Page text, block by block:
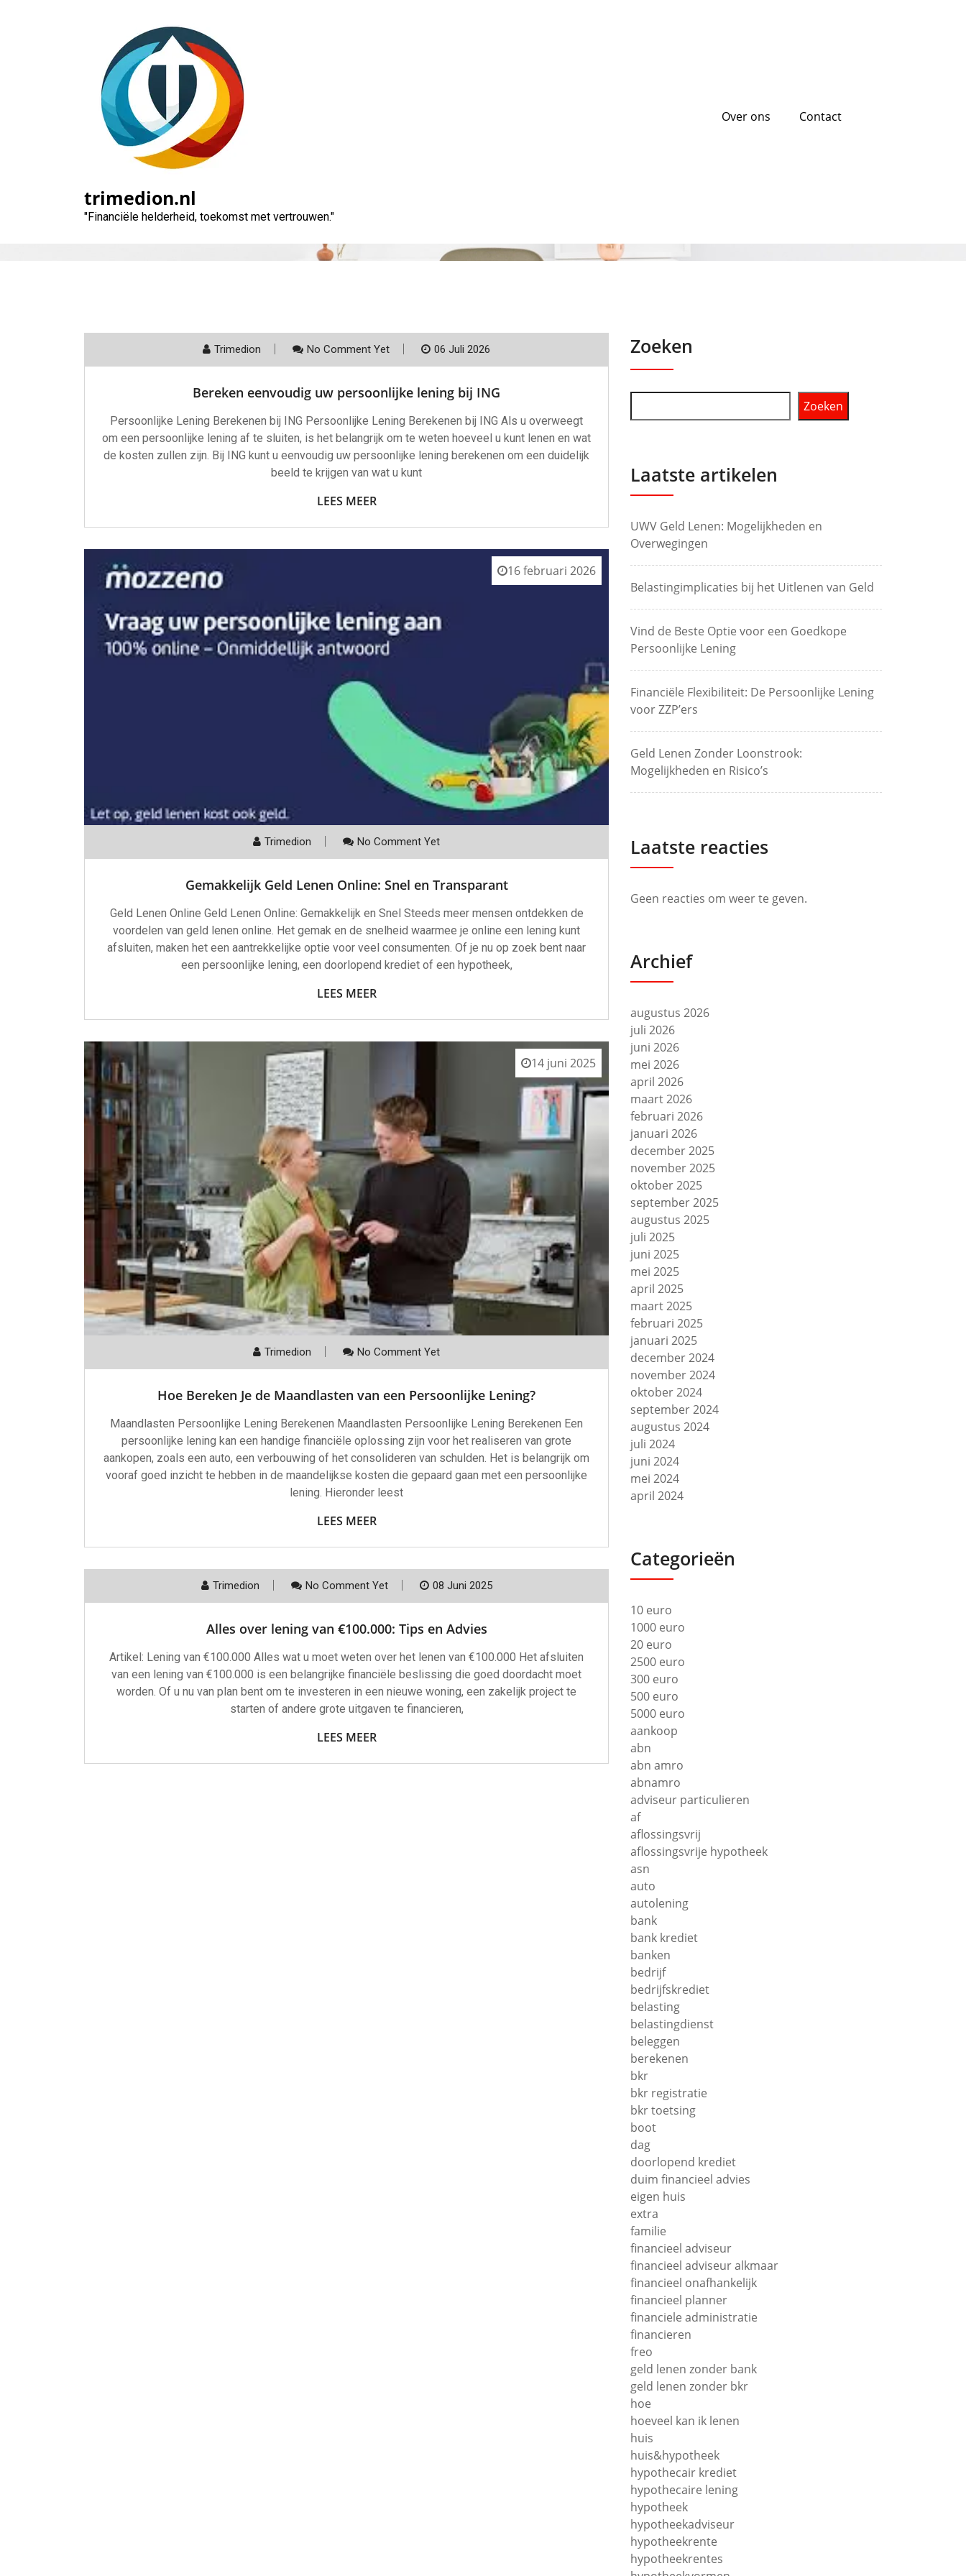
trimedion.nl
"Financiële helderheid, toekomst met vertrouwen."
Over ons Contact
Trimedion No Comment Yet 06 Juli 2026
Bereken eenvoudig uw persoonlijke lening bij ING
Persoonlijke Lening Berekenen bij ING Persoonlijke Lening Berekenen bij ING Als u overweegt
om een persoonlijke lening af te sluiten, is het belangrijk om te weten hoeveel u kunt lenen en wat
de kosten zullen zijn. Bij ING kunt u eenvoudig uw persoonlijke lening berekenen om een duidelijk
beeld te krijgen van wat u kunt
LEES MEER
16 februari 2026
Trimedion No Comment Yet
Gemakkelijk Geld Lenen Online: Snel en Transparant
Geld Lenen Online Geld Lenen Online: Gemakkelijk en Snel Steeds meer mensen ontdekken de
voordelen van geld lenen online. Het gemak en de snelheid waarmee je online een lening kunt
afsluiten, maken het een aantrekkelijke optie voor veel consumenten. Of je nu op zoek bent naar
een persoonlijke lening, een doorlopend krediet of een hypotheek,
LEES MEER
14 juni 2025
Trimedion No Comment Yet
Hoe Bereken Je de Maandlasten van een Persoonlijke Lening?
Maandlasten Persoonlijke Lening Berekenen Maandlasten Persoonlijke Lening Berekenen Een
persoonlijke lening kan een handige financiële oplossing zijn voor het realiseren van grote
aankopen, zoals een auto, een verbouwing of het consolideren van schulden. Het is belangrijk om
vooraf goed inzicht te hebben in de maandelijkse kosten die gepaard gaan met een persoonlijke
lening. Hieronder leest
LEES MEER
Trimedion No Comment Yet 08 Juni 2025
Alles over lening van €100.000: Tips en Advies
Artikel: Lening van €100.000 Alles wat u moet weten over het lenen van €100.000 Het afsluiten
van een lening van €100.000 is een belangrijke financiële beslissing die goed doordacht moet
worden. Of u nu van plan bent om te investeren in een nieuwe woning, een zakelijk project te
starten of andere grote uitgaven te financieren,
LEES MEER
Zoeken
Zoeken
Laatste artikelen
UWV Geld Lenen: Mogelijkheden en
Overwegingen
Belastingimplicaties bij het Uitlenen van Geld
Vind de Beste Optie voor een Goedkope
Persoonlijke Lening
Financiële Flexibiliteit: De Persoonlijke Lening
voor ZZP’ers
Geld Lenen Zonder Loonstrook:
Mogelijkheden en Risico’s
Laatste reacties
Geen reacties om weer te geven.
Archief
augustus 2026
juli 2026
juni 2026
mei 2026
april 2026
maart 2026
februari 2026
januari 2026
december 2025
november 2025
oktober 2025
september 2025
augustus 2025
juli 2025
juni 2025
mei 2025
april 2025
maart 2025
februari 2025
januari 2025
december 2024
november 2024
oktober 2024
september 2024
augustus 2024
juli 2024
juni 2024
mei 2024
april 2024
Categorieën
10 euro
1000 euro
20 euro
2500 euro
300 euro
500 euro
5000 euro
aankoop
abn
abn amro
abnamro
adviseur particulieren
af
aflossingsvrij
aflossingsvrije hypotheek
asn
auto
autolening
bank
bank krediet
banken
bedrijf
bedrijfskrediet
belasting
belastingdienst
beleggen
berekenen
bkr
bkr registratie
bkr toetsing
boot
dag
doorlopend krediet
duim financieel advies
eigen huis
extra
familie
financieel adviseur
financieel adviseur alkmaar
financieel onafhankelijk
financieel planner
financiele administratie
financieren
freo
geld lenen zonder bank
geld lenen zonder bkr
hoe
hoeveel kan ik lenen
huis
huis&hypotheek
hypothecair krediet
hypothecaire lening
hypotheek
hypotheekadviseur
hypotheekrente
hypotheekrentes